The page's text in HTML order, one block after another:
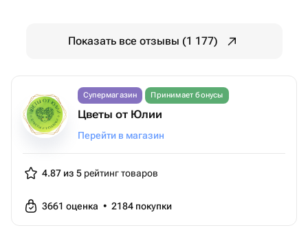
Показать все отзывы (1 177)
Супермагазин Принимает бонусы
Цветы от Юлии
Перейти в магазин
4.87 из 5 рейтинг товаров
3661 оценка • 2184 покупки